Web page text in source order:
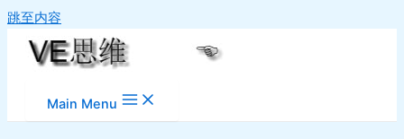
跳至内容
Main Menu